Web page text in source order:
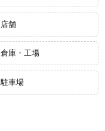
店舗
倉庫・工場
駐車場